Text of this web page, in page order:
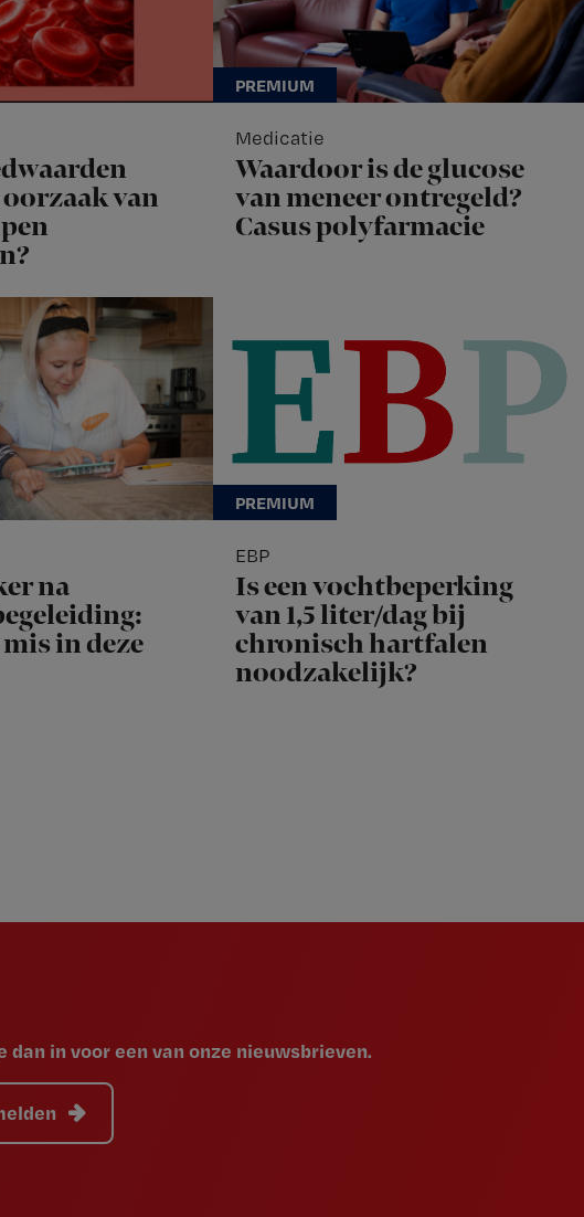
van
Medicatie
Waardoor is de glucose
van meneer ontregeld?
Casus polyfarmacie
na
in deze
EBP
Is een vochtbeperking
van 1,5 liter/dag bij
chronisch hartfalen
noodzakelijk?
dan in voor een van onze nieuwsbrieven.